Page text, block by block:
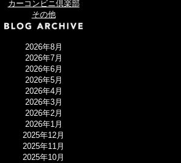
カーコンビニ倶楽部
その他
2026年8月
2026年7月
2026年6月
2026年5月
2026年4月
2026年3月
2026年2月
2026年1月
2025年12月
2025年11月
2025年10月